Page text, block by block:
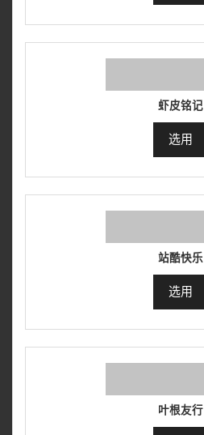
虾皮铭记
选用
站酷快乐
选用
叶根友行